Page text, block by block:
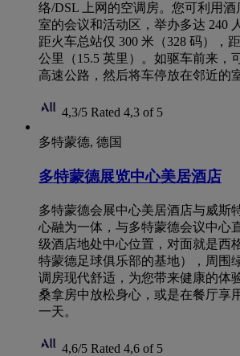
络/DSL 上网的空调房。您可利用酒
室的会议和活动区，举办多达 240
距火车总站仅 300 米（328 码），
公里（15.5 英里）。如驱车前来，
高速公路，然后将车停放在邻近的
4,3/5 Rated 4,3 of 5
多特蒙德, 德国
多特蒙德展览中心美居酒店
多特蒙德会展中心美居酒店与威斯
心融为一体，与多特蒙德会议中心
级酒店地处中心位置，对面就是西
特蒙德足球俱乐部的基地），周围
调房现代舒适，为您带来健康的体
桑拿房中放松身心，或是在餐厅享
一天。
4,6/5 Rated 4,6 of 5